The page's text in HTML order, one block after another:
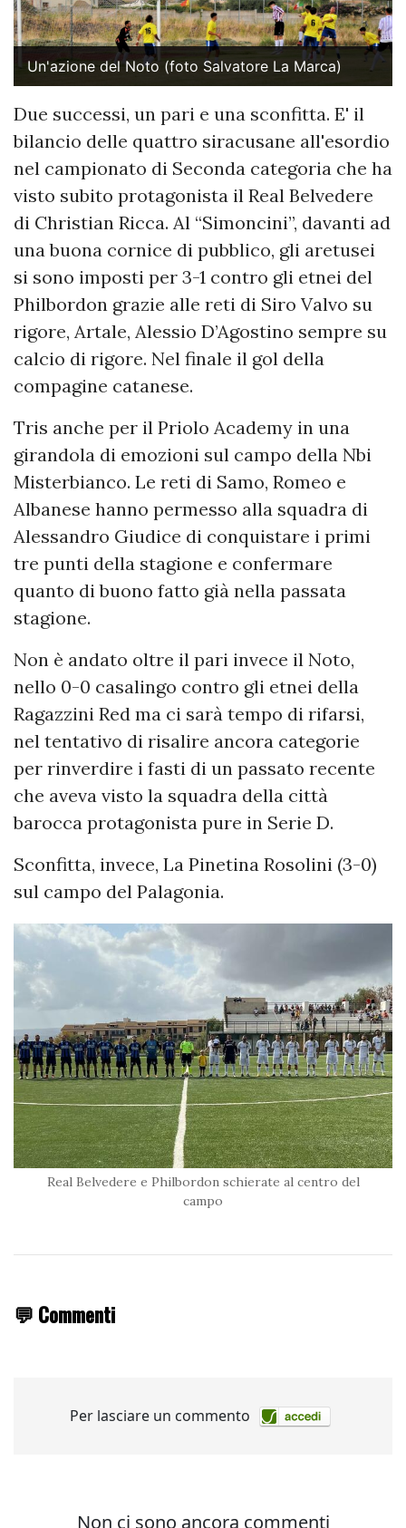
Un'azione del Noto (foto Salvatore La Marca)
Due successi, un pari e una sconfitta. E' il
bilancio delle quattro siracusane all'esordio
nel campionato di Seconda categoria che ha
visto subito protagonista il Real Belvedere
di Christian Ricca. Al “Simoncini”, davanti ad
una buona cornice di pubblico, gli aretusei
si sono imposti per 3-1 contro gli etnei del
Philbordon grazie alle reti di Siro Valvo su
rigore, Artale, Alessio D’Agostino sempre su
calcio di rigore. Nel finale il gol della
compagine catanese.
Tris anche per il Priolo Academy in una
girandola di emozioni sul campo della Nbi
Misterbianco. Le reti di Samo, Romeo e
Albanese hanno permesso alla squadra di
Alessandro Giudice di conquistare i primi
tre punti della stagione e confermare
quanto di buono fatto già nella passata
stagione.
Non è andato oltre il pari invece il Noto,
nello 0-0 casalingo contro gli etnei della
Ragazzini Red ma ci sarà tempo di rifarsi,
nel tentativo di risalire ancora categorie
per rinverdire i fasti di un passato recente
che aveva visto la squadra della città
barocca protagonista pure in Serie D.
Sconfitta, invece, La Pinetina Rosolini (3-0)
sul campo del Palagonia.
Real Belvedere e Philbordon schierate al centro del
campo
💬 Commenti